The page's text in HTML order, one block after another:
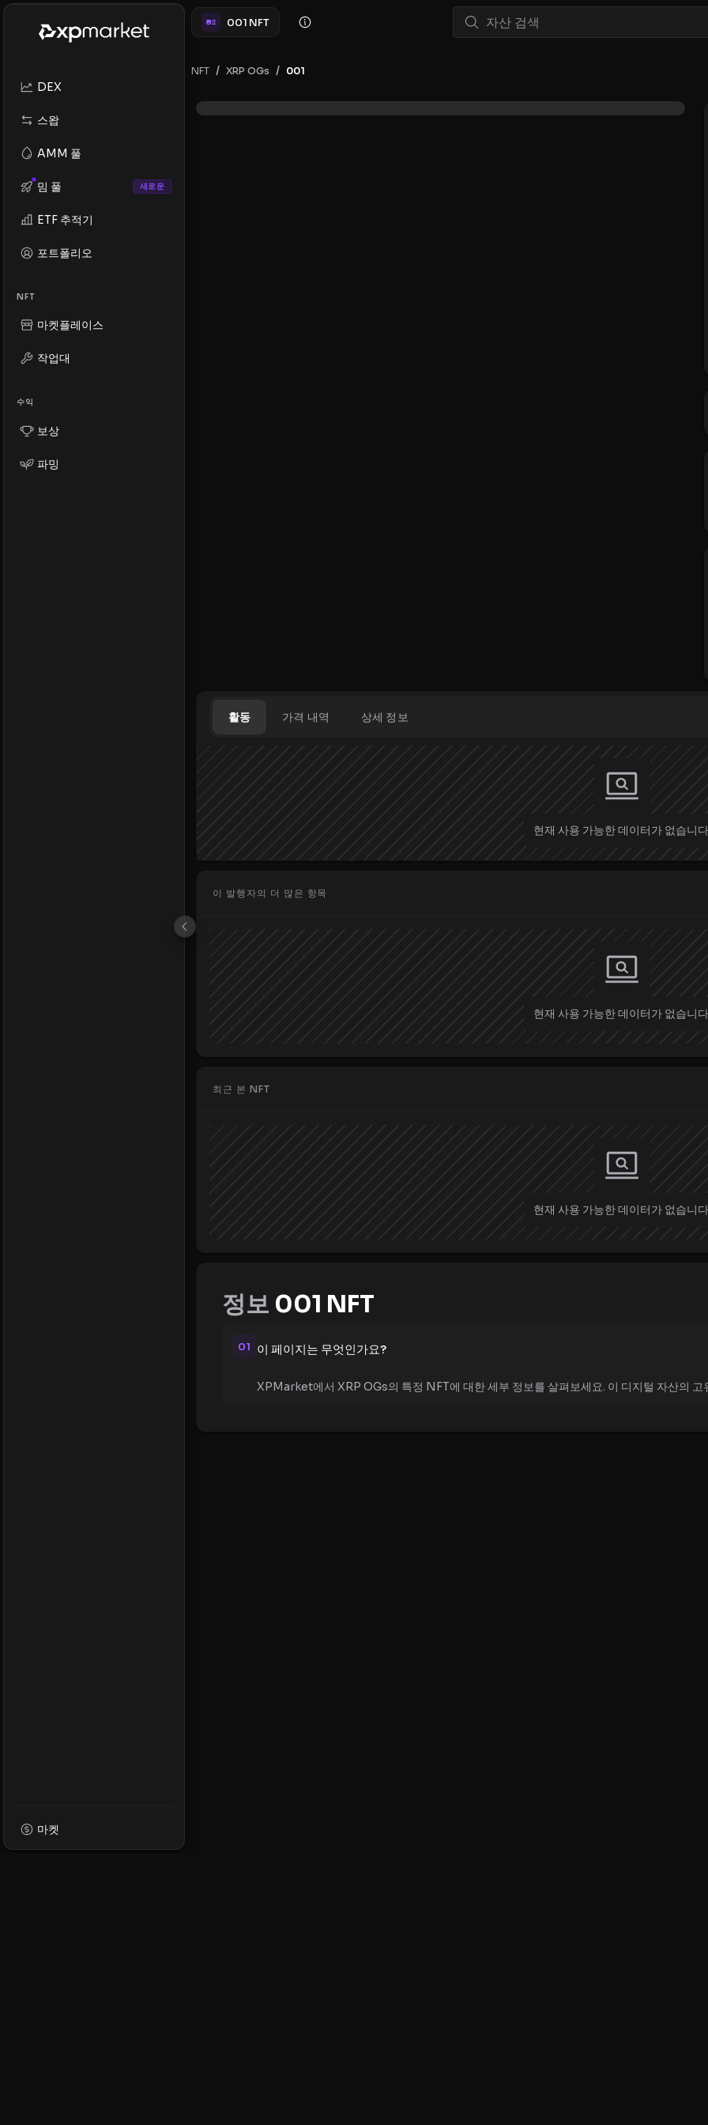
DEX
스왑
AMM 풀
밈 풀 새로운
ETF 추적기
포트폴리오
NFT
마켓플레이스
작업대
수익
보상
파밍
마켓
001 NFT
NFT / XRP OGs / 001
활동 가격 내역 상세 정보
현재 사용 가능한 데이터가 없습니
이 발행자의 더 많은 항목
현재 사용 가능한 데이터가 없습니
최근 본 NFT
현재 사용 가능한 데이터가 없습니
정보 001 NFT
01 이 페이지는 무엇인가요?
XPMarket에서 XRP OGs의 특정 NFT에 대한 세부 정보를 살펴보세요. 이 디지털 자산의 고